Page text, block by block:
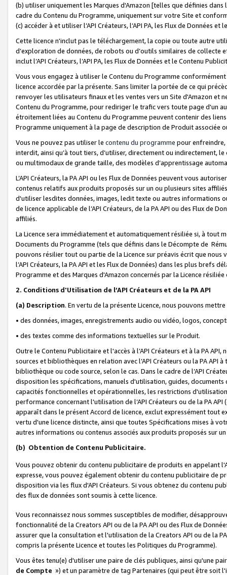
(b) utiliser uniquement les Marques d'Amazon [telles que définies dans
cadre du Contenu du Programme, uniquement sur votre Site et
(c) accéder à et utiliser l’API Créateurs, l’API PA, les Flux de Données
Cette licence n'inclut pas le téléchargement, la copie ou toute autre
d’exploration de données, de robots ou d’outils similaires de
inclut l’API Créateurs, l’API PA, les Flux de Données et le Contenu
Vous vous engagez à utiliser le Contenu du Programme
licence accordée par la présente. Sans limiter la portée de ce qui
renvoyer les utilisateurs finaux et les ventes vers un Site d'Amazon et
Contenu du Programme, pour rediriger le trafic vers toute page d'un
étroitement liées au Contenu du Programme peuvent contenir des
Programme uniquement à la page de description de Produit associée
Vous ne pouvez pas utiliser le contenu du programme pour
interdit, ainsi qu’à tout tiers, d’utiliser, directement ou indirectement,
ou multimodaux de grande taille, des modèles d’apprentissage
L’API Créateurs, la PA API ou les Flux de Données peuvent vous
contenus relatifs aux produits proposés sur un ou plusieurs sites
d'utiliser lesdites données, images, ledit texte ou autres informations
de licence applicable de l’API Créateurs, de la PA API ou des Flux de
affiliés.
La Licence sera immédiatement et automatiquement résiliée si, à
Documents du Programme (tels que définis dans le Décompte de
pouvons résilier tout ou partie de la Licence sur préavis écrit que
l’API Créateurs, la PA API et les Flux de Données) dans les plus
Programme et des Marques d'Amazon concernés par la Licence
2. Conditions d'Utilisation de l’API Créateurs et de la PA API
(a) Description. En vertu de la présente Licence, nous pouvons
• des données, images, enregistrements audio ou vidéo, logos,
• des textes comme des informations textuelles sur le Produit.
Outre le Contenu Publicitaire et l'accès à l’API Créateurs et à la PA
sources et bibliothèques en relation avec l’API Créateurs ou la PA
bibliothèque ou code source, selon le cas. Dans le cadre de l’API
disposition les spécifications, manuels d'utilisation, guides,
capacités fonctionnelles et opérationnelles, les restrictions
performance concernant l'utilisation de l’API Créateurs ou de la PA
apparaît dans le présent Accord de licence, exclut expressément tout
vertu d'une licence distincte, ainsi que toutes Spécifications mises à
autres informations ou contenus associés aux produits proposés sur
(b) Obtention de Contenu Publicitaire.
Vous pouvez obtenir du contenu publicitaire de produits en appelant
expresse, vous pouvez également obtenir du contenu publicitaire de
disposition via les flux d'API Créateurs. Si vous obtenez du contenu
des flux de données sont soumis à cette licence.
Vous reconnaissez nous sommes susceptibles de modifier,
fonctionnalité de la Creators API ou de la PA API ou des Flux de
assurer que la consultation et l'utilisation de la Creators API ou de la
compris la présente Licence et toutes les Politiques du Programme).
Vous êtes tenu(e) d'utiliser une paire de clés publiques, ainsi qu'une
de Compte ») et un paramètre de tag Partenaires (qui peut être soit